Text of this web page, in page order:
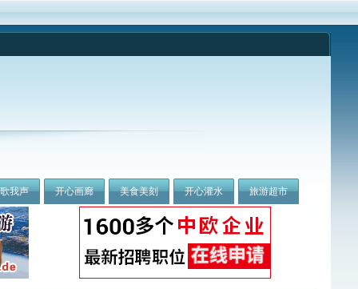
我声 开心画廊 美食美刻 开心灌水 旅游超市